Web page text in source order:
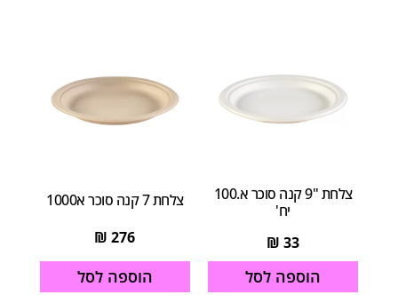
צלחת "9 קנה סוכר א.100
יח'
33
₪
הוספה לסל
צלחת 7 קנה סוכר א1000
276
₪
הוספה לסל